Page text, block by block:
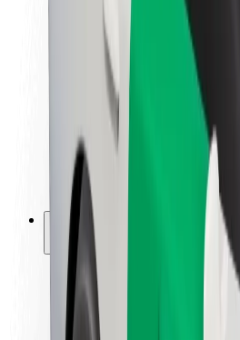
Linee guida del marchio
Missione
Relazioni con gli investitori
Leadership
Marca
Media
Fondo Urban
Sicurezza
Viaggia in sicurezza
Guida in sicurezza
Vai in sicurezza